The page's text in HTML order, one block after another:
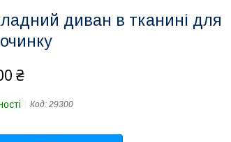
диван в тканині для
₴
Код: 29300